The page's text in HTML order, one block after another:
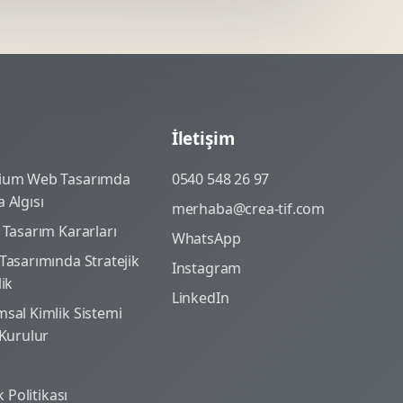
Web Tasarımda
Kararları
Stratejik
Kimlik Sistemi
Politikası
İletişim
0540 548 26 97
merhaba@crea-tif.com
WhatsApp
Instagram
LinkedIn